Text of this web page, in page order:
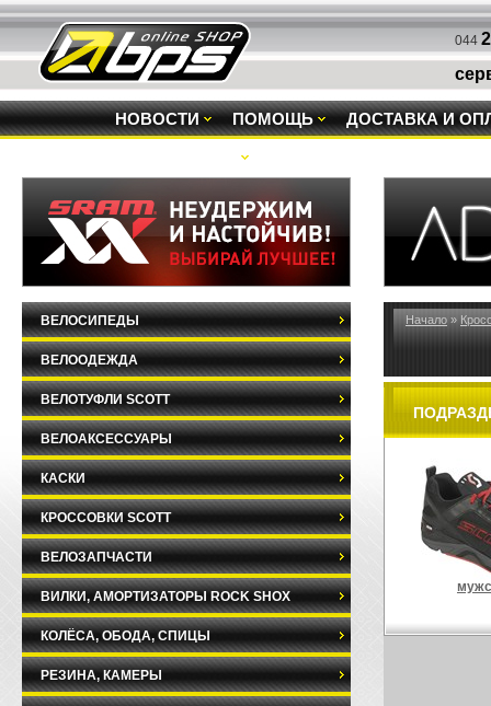
044
НОВОСТИ ПОМОЩЬ ДОСТАВКА И
Начало »
ВЕЛОСИПЕДЫ
ВЕЛООДЕЖДА
ВЕЛОТУФЛИ SCOTT
ВЕЛОАКСЕССУАРЫ
КАСКИ
КРОССОВКИ SCOTT
ВЕЛОЗАПЧАСТИ
ВИЛКИ, АМОРТИЗАТОРЫ ROCK SHOX
КОЛЁСА, ОБОДА, СПИЦЫ
РЕЗИНА, КАМЕРЫ